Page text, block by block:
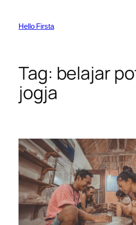
content
Hello Firsta
Tag: belajar
jogja